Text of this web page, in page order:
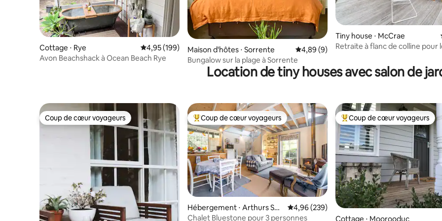
Cottage ⋅ Rye Évaluation moyenne sur la base de 199 commentaires : 4,95 sur 5
4,95 (199)
Avon Beachshack à Ocean Beach Rye
Maison d'hôtes ⋅ Sorrente Évaluation moyenne sur la base de 9
4,89 (9)
Bungalow sur la plage à Sorrente
Tiny house ⋅ McCrae
Retraite à flanc de colline pour
Location de tiny houses avec salon de
Coup de cœur voyageurs
Coup de cœur voyageurs Coups de cœur voyageurs les plus appréciés
Coup de cœur voyageurs
Hébergement ⋅ Arthurs Sea
t
Évaluation moyenne sur la base de 239
4,96 (239)
Chalet Bluestone pour 3 personnes
Coups de cœur voyageurs les
Coup de cœur voyageurs
Cottage ⋅ Moorooduc